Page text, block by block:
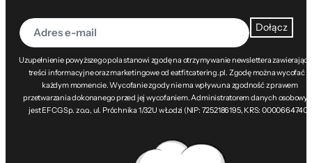
Uzupełnienie powyższego pola stanowi zgodę na otrzymywanie newslettera
treści informacyjne oraz marketingowe od eatfitcatering.pl. Zgodę można wycofać w
każdym momencie. Wycofanie zgody nie ma wpływu na zgodność z prawem
przetwarzania dokonanego przed jej wycofaniem. Administratorem danych
jest EFCG Sp. z o.o., ul. Próchnika 1/32U w Łodzi (NIP: 7252186195, KRS: 0000664740).
Dołącz